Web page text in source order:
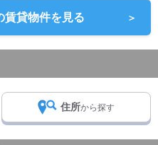
賃貸物件を見る ＞
住所から探す